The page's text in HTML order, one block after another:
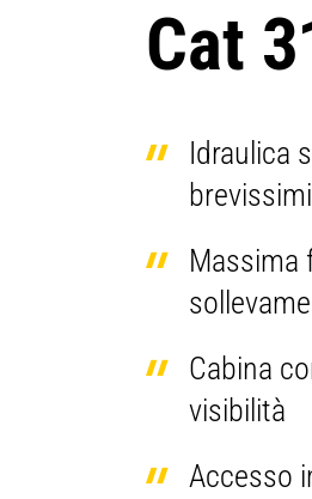
Cat
Idraulica
Massima
Cabina
visibilità
Accesso